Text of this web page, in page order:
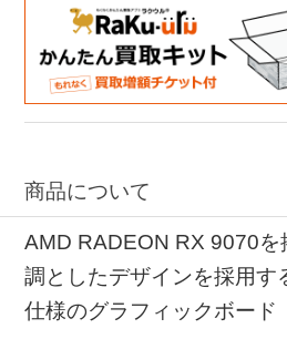
グラフィックボード Radeon RX
HDMI接続 RXシリーズ
商品について
AMD RADEON RX 9070を
調としたデザインを採用す
仕様のグラフィックボード